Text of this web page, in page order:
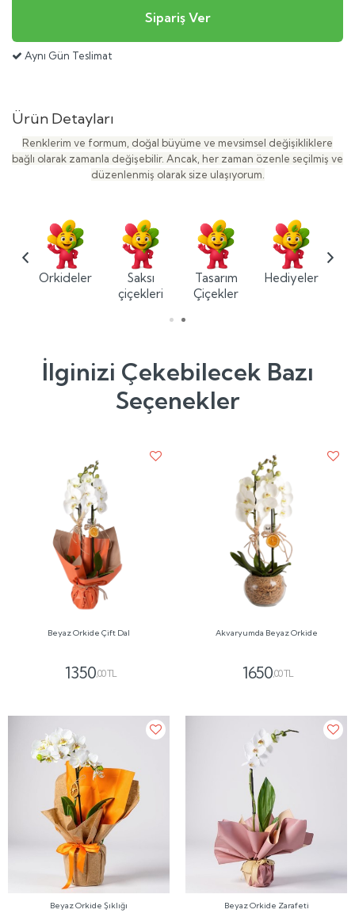
Aynı Gün Teslimat
Ürün Detayları
Renklerim ve formum, doğal büyüme ve mevsimsel değişikliklere
bağlı olarak zamanla değişebilir. Ancak, her zaman özenle seçilmiş ve
düzenlenmiş olarak size ulaşıyorum.
Orkideler
Saksı
çiçekleri
Tasarım
Çiçekler
Hediyeler
İlginizi Çekebilecek Bazı
Seçenekler
Beyaz Orkide Çift Dal
1350,00 TL
Akvaryumda Beyaz Orkide
1650,00 TL
Beyaz Orkide Şıklığı Beyaz Orkide Zarafeti